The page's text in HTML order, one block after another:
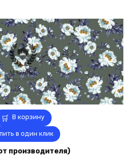
В корзину
в один клик
производителя)